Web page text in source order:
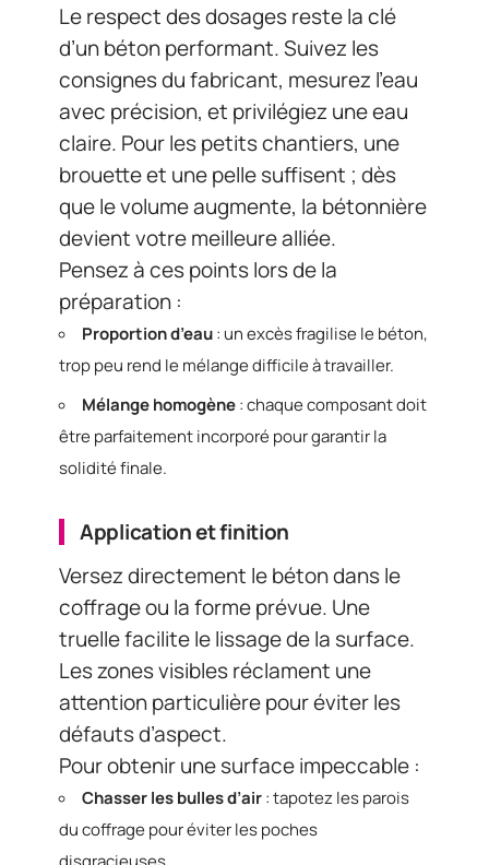
Le respect des dosages reste la clé
d’un béton performant. Suivez les
consignes du fabricant, mesurez l’eau
avec précision, et privilégiez une eau
claire. Pour les petits chantiers, une
brouette et une pelle suffisent ; dès
que le volume augmente, la bétonnière
devient votre meilleure alliée.
Pensez à ces points lors de la
préparation :
Proportion d’eau: un excès fragilise le béton,
trop peu rend le mélange difficile à travailler.
Mélange homogène: chaque composant doit
être parfaitement incorporé pour garantir la
solidité finale.
Application et finition
Versez directement le béton dans le
coffrage ou la forme prévue. Une
truelle facilite le lissage de la surface.
Les zones visibles réclament une
attention particulière pour éviter les
défauts d’aspect.
Pour obtenir une surface impeccable :
Chasser les bulles d’air: tapotez les parois
du coffrage pour éviter les poches